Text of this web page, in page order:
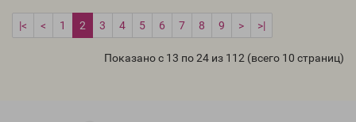
|< < 1 2 3 4 5 6 7 8 9 > >|
Показано с 13 по 24 из 112 (всего 10 страниц)